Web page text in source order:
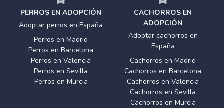
PERROS EN ADOPCIÓN
Adoptar perros en España
Perros en Madrid
Perros en Barcelona
Perros en Valencia
Perros en Sevilla
Perros en Murcia
CACHORROS EN
ADOPCIÓN
Adoptar cachorros en
España
Cachorros en Madrid
Cachorros en Barcelona
Cachorros en Valencia
Cachorros en Sevilla
Cachorros en Murcia